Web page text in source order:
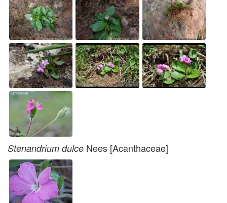
Stenandrium dulce Nees [Acanthaceae]